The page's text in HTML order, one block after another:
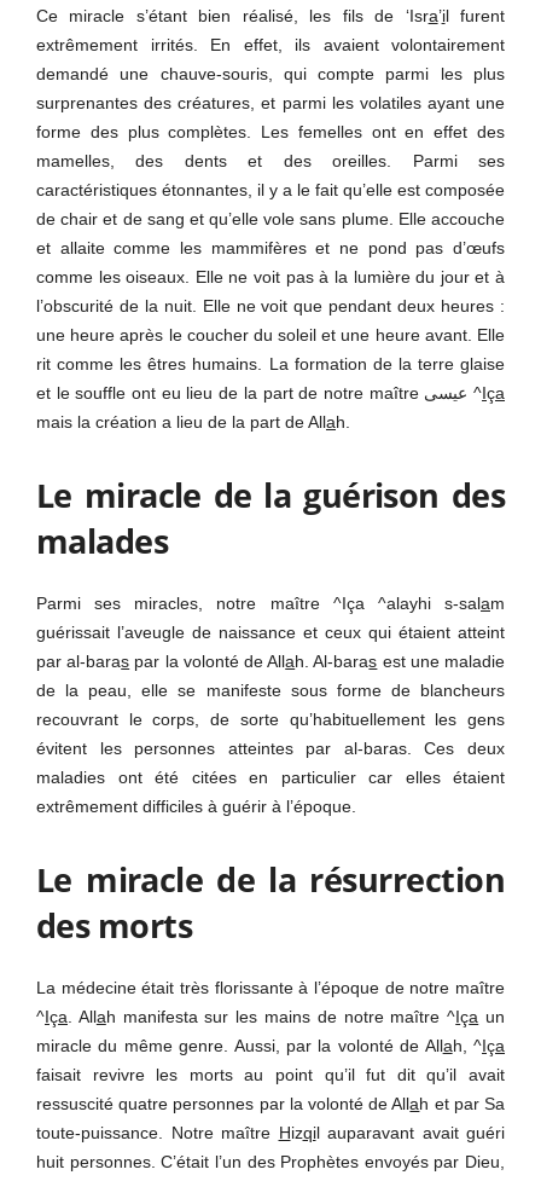
Ce miracle s’étant bien réalisé, les fils de ‘Isra’il furent
extrêmement irrités. En effet, ils avaient volontairement
demandé une chauve-souris, qui compte parmi les plus
surprenantes des créatures, et parmi les volatiles ayant une
forme des plus complètes. Les femelles ont en effet des
mamelles, des dents et des oreilles. Parmi ses
caractéristiques étonnantes, il y a le fait qu’elle est composée
de chair et de sang et qu’elle vole sans plume. Elle accouche
et allaite comme les mammifères et ne pond pas d’œufs
comme les oiseaux. Elle ne voit pas à la lumière du jour et à
l’obscurité de la nuit. Elle ne voit que pendant deux heures :
une heure après le coucher du soleil et une heure avant. Elle
rit comme les êtres humains. La formation de la terre glaise
et le souffle ont eu lieu de la part de notre maître عيسى ^Iça
mais la création a lieu de la part de Allah.
Le miracle de la guérison des
malades
Parmi ses miracles, notre maître ^Iça ^alayhi s-salam
guérissait l’aveugle de naissance et ceux qui étaient atteint
par al-baras par la volonté de Allah. Al-baras est une maladie
de la peau, elle se manifeste sous forme de blancheurs
recouvrant le corps, de sorte qu’habituellement les gens
évitent les personnes atteintes par al-baras. Ces deux
maladies ont été citées en particulier car elles étaient
extrêmement difficiles à guérir à l’époque.
Le miracle de la résurrection
des morts
La médecine était très florissante à l’époque de notre maître
^Iça . Allah manifesta sur les mains de notre maître ^Iça un
miracle du même genre. Aussi, par la volonté de Allah, ^Iça
faisait revivre les morts au point qu’il fut dit qu’il avait
ressuscité quatre personnes par la volonté de Allah et par Sa
toute-puissance. Notre maître Hizqil auparavant avait guéri
huit personnes. C’était l’un des Prophètes envoyés par Dieu,